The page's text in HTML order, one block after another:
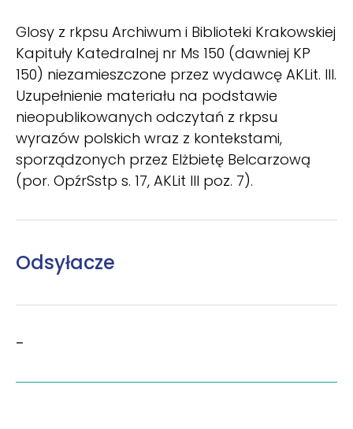
Glosy z rkpsu Archiwum i Biblioteki Krakowskiej
Kapituły Katedralnej nr Ms 150 (dawniej KP
150) niezamieszczone przez wydawcę AKLit. III.
Uzupełnienie materiału na podstawie
nieopublikowanych odczytań z rkpsu
wyrazów polskich wraz z kontekstami,
sporządzonych przez Elżbietę Belcarzową
(por. OpźrSstp s. 17, AKLit III poz. 7).
Odsyłacze
–